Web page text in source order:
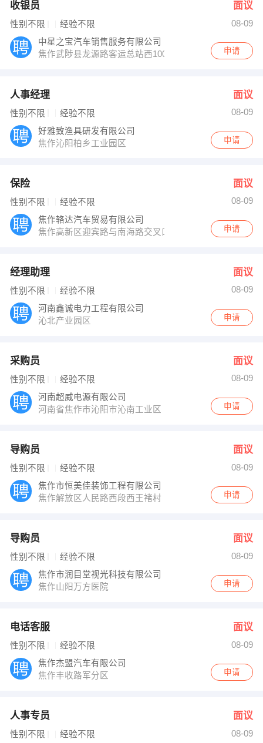
收银员 面议
性别不限 经验不限
08-09
中星之宝汽车销售服务有限公司
焦作武陟县龙源路客运总站西100米路北
申请
人事经理 面议
性别不限 经验不限
08-09
好雅致渔具研发有限公司
焦作沁阳柏乡工业园区
申请
保险 面议
性别不限 经验不限
08-09
焦作辂达汽车贸易有限公司
焦作高新区迎宾路与南海路交叉口西200米路北
申请
经理助理 面议
性别不限 经验不限
08-09
河南鑫诚电力工程有限公司
沁北产业园区
申请
采购员 面议
性别不限 经验不限
08-09
河南超威电源有限公司
河南省焦作市沁阳市沁南工业区
申请
导购员 面议
性别不限 经验不限
08-09
焦作市恒美佳装饰工程有限公司
焦作解放区人民路西段西王褚村
申请
导购员 面议
性别不限 经验不限
08-09
焦作市润目堂视光科技有限公司
焦作山阳万方医院
申请
电话客服 面议
性别不限 经验不限
08-09
焦作杰盟汽车有限公司
焦作丰收路军分区
申请
人事专员 面议
性别不限 经验不限
08-09